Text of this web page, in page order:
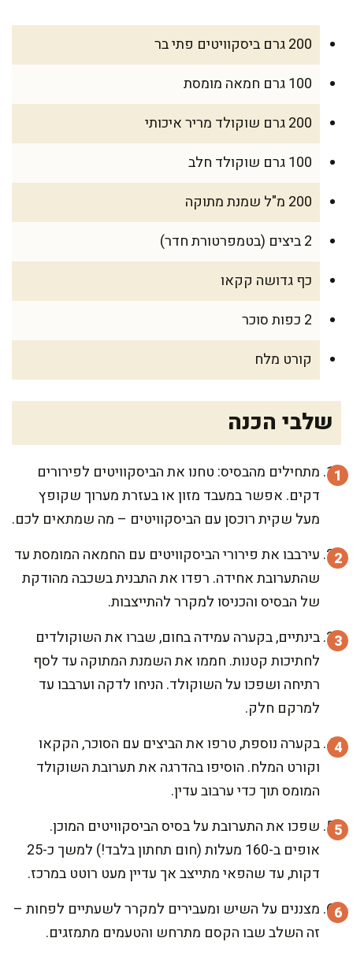
200 גרם ביסקוויטים פתי בר
100 גרם חמאה מומסת
200 גרם שוקולד מריר איכותי
100 גרם שוקולד חלב
200 מ"ל שמנת מתוקה
2 ביצים (בטמפרטורת חדר)
כף גדושה קקאו
2 כפות סוכר
קורט מלח
שלבי הכנה
מתחילים מהבסיס: טחנו את הביסקוויטים לפירורים
דקים. אפשר במעבד מזון או בעזרת מערוך שקופץ
מעל שקית רוכסן עם הביסקוויטים – מה שמתאים לכם.
עירבבו את פירורי הביסקוויטים עם החמאה המומסת עד
שהתערובת אחידה. רפדו את התבנית בשכבה מהודקת
של הבסיס והכניסו למקרר להתייצבות.
בינתיים, בקערה עמידה בחום, שברו את השוקולדים
לחתיכות קטנות. חממו את השמנת המתוקה עד לסף
רתיחה ושפכו על השוקולד. הניחו לדקה וערבבו עד
למרקם חלק.
בקערה נוספת, טרפו את הביצים עם הסוכר, הקקאו
וקורט המלח. הוסיפו בהדרגה את תערובת השוקולד
המומס תוך כדי ערבוב עדין.
שפכו את התערובת על בסיס הביסקוויטים המוכן.
אופים ב-160 מעלות (חום תחתון בלבד!) למשך כ-25
דקות, עד שהפאי מתייצב אך עדיין מעט רוטט במרכז.
מצננים על השיש ומעבירים למקרר לשעתיים לפחות –
זה השלב שבו הקסם מתרחש והטעמים מתמזגים.